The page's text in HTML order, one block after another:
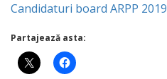
Candidaturi board ARPP 2019
Partajează asta: